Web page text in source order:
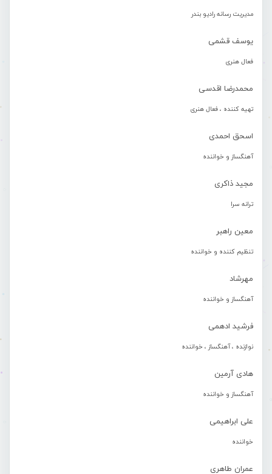
مدیریت رسانه رادیو بندر
یوسف قشمی
فعال هنری
محمدرضا اقدسی
تهیه کننده ، فعال هنری
اسحق احمدی
آهنگساز و خواننده
مجید ذاکری
ترانه سرا
معین راهبر
تنظیم کننده و خواننده
مهرشاد
آهنگساز و خواننده
فرشید ادهمی
نوازنده ، آهنگساز ، خواننده
هادی آرمین
آهنگساز و خواننده
علی ابراهیمی
خواننده
عمران طاهری